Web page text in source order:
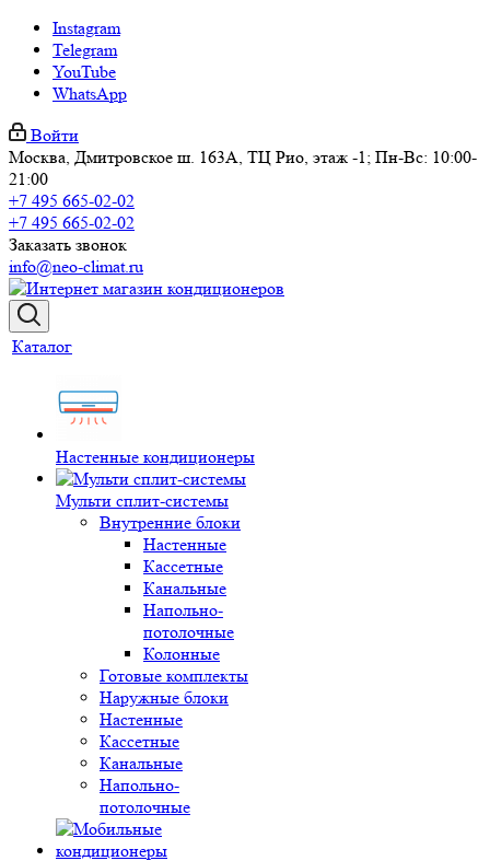
Instagram
Telegram
YouTube
WhatsApp
Войти
Москва, Дмитровское ш. 163А, ТЦ Рио, этаж -1; Пн-Вс: 10:00-
21:00
+7 495 665-02-02
+7 495 665-02-02
Заказать звонок
info@neo-climat.ru
Каталог
Настенные кондиционеры
Мульти сплит-системы
Внутренние блоки
Настенные
Кассетные
Канальные
Напольно-
потолочные
Колонные
Готовые комплекты
Наружные блоки
Настенные
Кассетные
Канальные
Напольно-
потолочные